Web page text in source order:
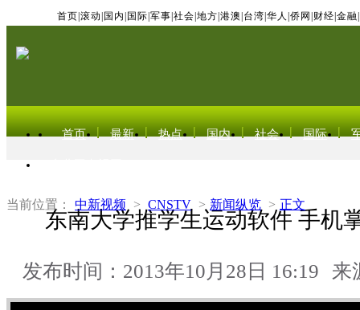
首页 滚动 国内 国际 军事 社会 地方 港澳 台湾 华人 侨网 财经 金融
首页 最新 热点 国内 社会 国际
当前位置： 中新视频 > CNSTV > 新闻纵览 > 正文
东南大学推学生运动软件 手机
发布时间：2013年10月28日 16:19 来